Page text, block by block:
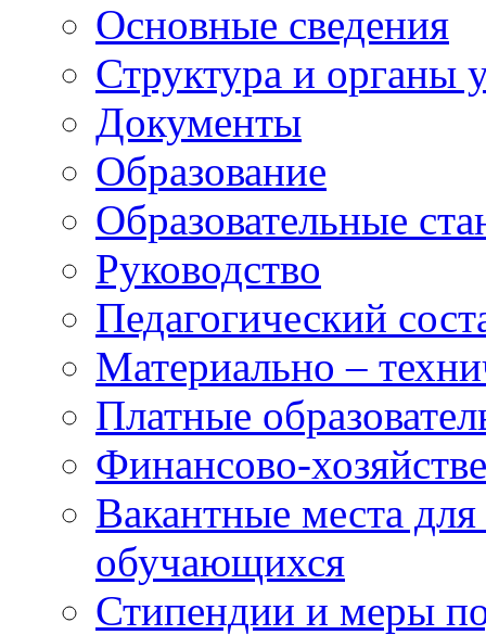
Основные сведения
Структура и органы
Документы
Образование
Образовательные
Руководство
Педагогический
Материально –
Платные
Финансово-
Вакантные места
обучающихся
Стипендии и меры